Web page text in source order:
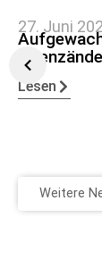
27. Juni
Lesen
Weitere